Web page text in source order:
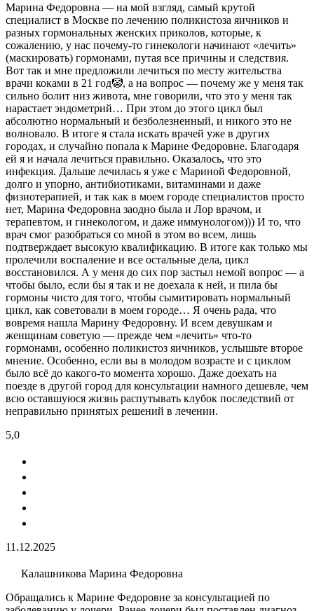
Марина Федоровна — на мой взгляд, самый крутой
специалист в Москве по лечению поликистоза яичников и
разных гормональных женских приколов, которые, к
сожалению, у нас почему-то гинекологи начинают «лечить»
(маскировать) гормонами, путая все причины и следствия.
Вот так и мне предложили лечиться по месту жительства
врачи коками в 21 год🤡, а на вопрос — почему же у меня так
сильно болит низ живота, мне говорили, что это у меня так
нарастает эндометрий… При этом до этого цикл был
абсолютно нормальный и безболезненный, и никого это не
волновало. В итоге я стала искать врачей уже в других
городах, и случайно попала к Марине Федоровне. Благодаря
ей я и начала лечиться правильно. Оказалось, что это
инфекция. Дальше лечилась я уже с Мариной Федоровной,
долго и упорно, антибиотиками, витаминами и даже
физиотерапией, и так как в моем городе специалистов просто
нет, Марина Федоровна заодно была и Лор врачом, и
терапевтом, и гинекологом, и даже иммунологом))) И то, что
врач смог разобраться со мной в этом во всем, лишь
подтверждает высокую квалификацию. В итоге как только мы
пролечили воспаление и все остальные дела, цикл
восстановился. А у меня до сих пор застыл немой вопрос — а
чтобы было, если бы я так и не доехала к ней, и пила бы
гормоны чисто для того, чтобы сымитировать нормальный
цикл, как советовали в моем городе… Я очень рада, что
вовремя нашла Марину Федоровну. И всем девушкам и
женщинам советую — прежде чем «лечить» что-то
гормонами, особенно поликистоз яичников, услышьте второе
мнение. Особенно, если вы в молодом возрасте и с циклом
было всё до какого-то момента хорошо. Даже доехать на
поезде в другой город для консультации намного дешевле, чем
всю оставшуюся жизнь распутывать клубок последствий от
неправильно принятых решений в лечении.
5,0
11.12.2025
Калашникова Марина Федоровна
Обращались к Марине Федоровне за консультацией по